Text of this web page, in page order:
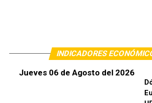
INDICADORES
Jueves 06 de Agosto del 2026